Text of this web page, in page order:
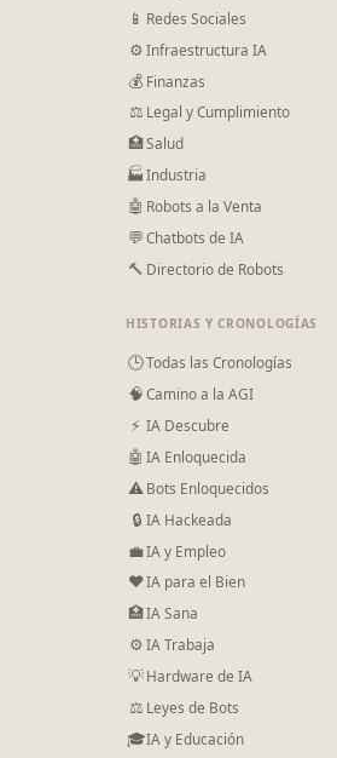
📱 Redes Sociales
⚙Infraestructura IA
💰 Finanzas
⚖ Legal y Cumplimiento
🏥Salud
🏭Industria
🤖 Robots a la Venta
💬Chatbots de IA
🔨 Directorio de Robots
HISTORIAS Y CRONOLOGÍAS
🕒Todas las Cronologías
🧠Camino a la AGI
⚡ IA Descubre
🤖 IA Enloquecida
⚠Bots Enloquecidos
🔒 IA Hackeada
💼IA y Empleo
❤IA para el Bien
🏥IA Sana
⚙IA Trabaja
💡Hardware de IA
⚖️ Leyes de Bots
🎓IA y Educación